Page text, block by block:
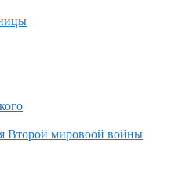
Второй мировоой войны